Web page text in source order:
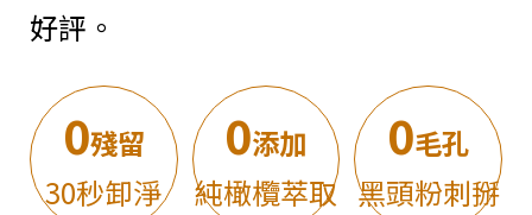
好評。
0殘留
30秒卸淨
0添加
純橄欖萃取
0毛孔
黑頭粉刺掰